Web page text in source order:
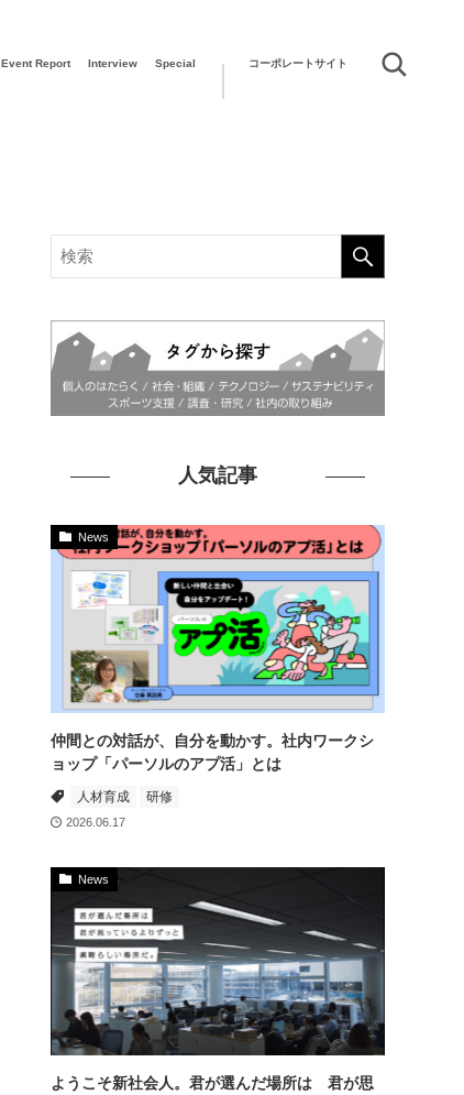
Event Report Interview Special コーポレートサイト
人気記事
News
仲間との対話が、自分を動かす。社内ワークシ
ョップ「パーソルのアプ活」とは
人材育成 研修
2026.06.17
News
ようこそ新社会人。君が選んだ場所は 君が思